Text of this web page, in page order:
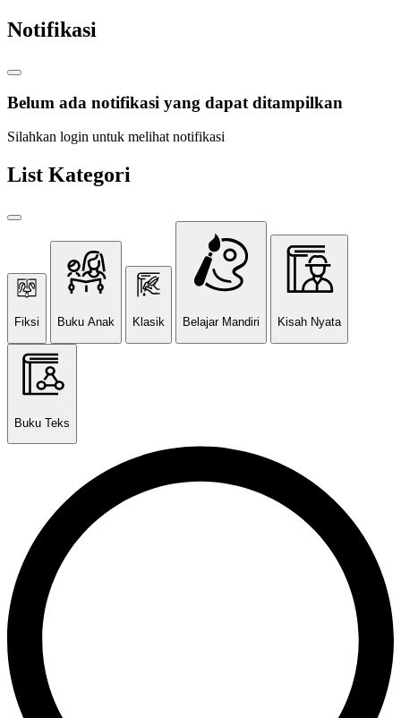
Notifikasi
Belum ada notifikasi yang dapat ditampilkan
Silahkan login untuk melihat notifikasi
List Kategori
Fiksi Buku Anak Klasik Belajar Mandiri Kisah Nyata
Buku Teks